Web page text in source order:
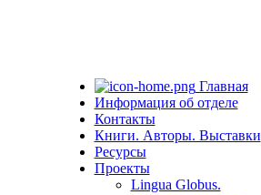
Главная
Информация об отделе
Контакты
Книги. Авторы. Выставки
Ресурсы
Проекты
Lingua Globus.